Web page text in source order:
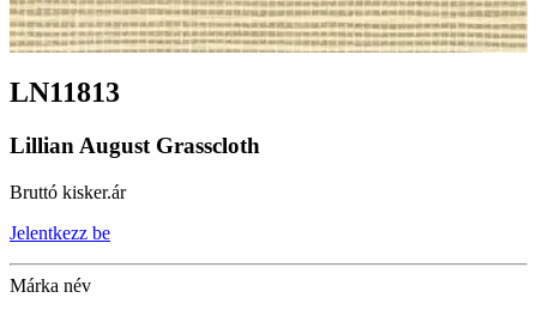
LN11813
Lillian August Grasscloth
Bruttó kisker.ár
Jelentkezz be
Márka név